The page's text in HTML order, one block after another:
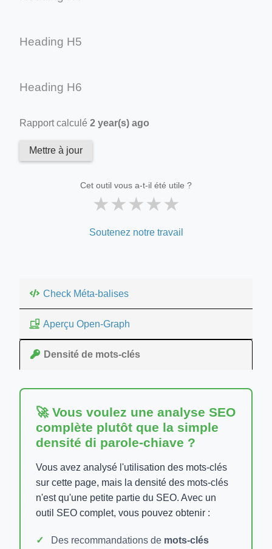
Heading H5
Heading H6
Rapport calculé 2 year(s) ago
Mettre à jour
Cet outil vous a-t-il été utile ?
★★★★★
Soutenez notre travail
Check Méta-balises
Aperçu Open-Graph
Densité de mots-clés
🚀 Vous voulez une analyse SEO
complète plutôt que la simple
densité di parole-chiave ?
Vous avez analysé l'utilisation des mots-clés
sur cette page, mais la densité des mots-clés
n'est qu'une petite partie du SEO. Avec un
outil SEO complet, vous pouvez obtenir :
Des recommandations de mots-clés